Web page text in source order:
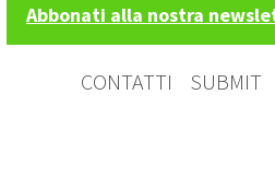
Abbonati alla nostra
CONTATTI SUBMIT